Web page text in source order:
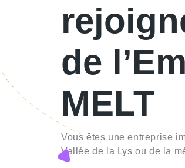
de
MELT
Vous êtes une entreprise
Vallée de la Lys ou de la